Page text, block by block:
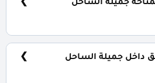
جميلة الساحل
داخل جميلة الساحل